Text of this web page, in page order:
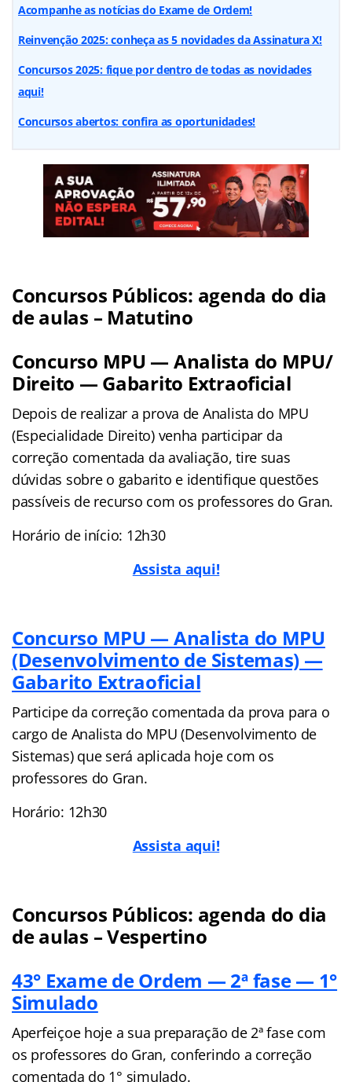
Acompanhe as notícias do Exame de Ordem!
Reinvenção 2025: conheça as 5 novidades da Assinatura X!
Concursos 2025: fique por dentro de todas as novidades
aqui!
Concursos abertos: confira as oportunidades!
Concursos Públicos: agenda do dia
de aulas – Matutino
Concurso MPU — Analista do MPU/
Direito — Gabarito Extraoficial
Depois de realizar a prova de Analista do MPU
(Especialidade Direito) venha participar da
correção comentada da avaliação, tire suas
dúvidas sobre o gabarito e identifique questões
passíveis de recurso com os professores do Gran.
Horário de início: 12h30
Assista aqui!
Concurso MPU — Analista do MPU
(Desenvolvimento de Sistemas) —
Gabarito Extraoficial
Participe da correção comentada da prova para o
cargo de Analista do MPU (Desenvolvimento de
Sistemas) que será aplicada hoje com os
professores do Gran.
Horário: 12h30
Assista aqui!
Concursos Públicos: agenda do dia
de aulas – Vespertino
43° Exame de Ordem — 2ª fase — 1°
Simulado
Aperfeiçoe hoje a sua preparação de 2ª fase com
os professores do Gran, conferindo a correção
comentada do 1° simulado.